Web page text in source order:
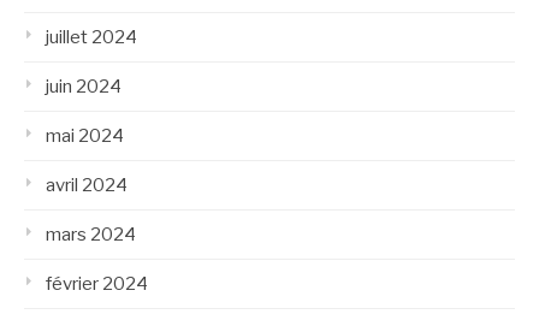
juillet 2024
juin 2024
mai 2024
avril 2024
mars 2024
février 2024